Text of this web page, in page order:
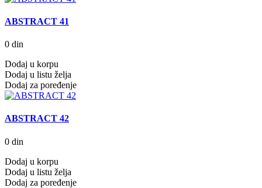
ABSTRACT 41
0 din
Dodaj u korpu
Dodaj u listu želja
Dodaj za poređenje
ABSTRACT 42
0 din
Dodaj u korpu
Dodaj u listu želja
Dodaj za poređenje